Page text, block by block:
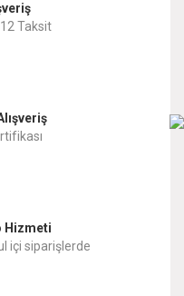
Taksit
Hizmeti
içi siparişlerde